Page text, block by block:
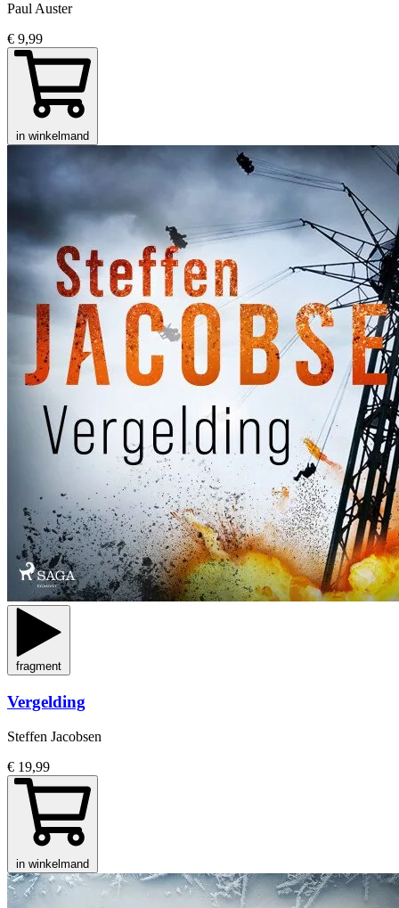
Paul Auster
€ 9,99
in winkelmand
fragment
Vergelding
Steffen Jacobsen
€ 19,99
in winkelmand